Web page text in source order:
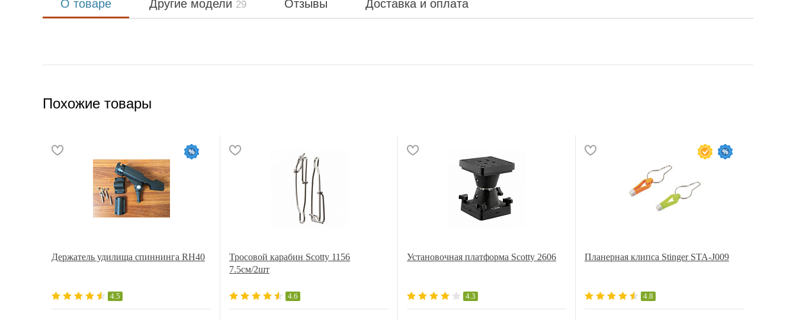
О товаре Другие модели 29 Отзывы Доставка и оплата
Похожие товары
Держатель удилища спиннинга RH40
4.5
Тросовой карабин Scotty 1156
7.5см/2шт
4.6
Установочная платформа Scotty 2606
4.3
Планерная клипса Stinger STA-J009
4.8